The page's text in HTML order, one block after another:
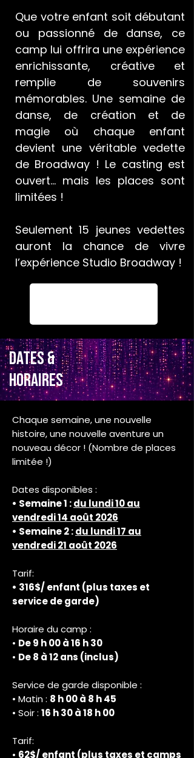
Que votre enfant soit débutant
ou passionné de danse, ce
camp lui offrira une expérience
enrichissante, créative et
remplie de souvenirs
mémorables. Une semaine de
danse, de création et de
magie où chaque enfant
devient une véritable vedette
de Broadway ! Le casting est
ouvert… mais les places sont
limitées !
Seulement 15 jeunes vedettes
auront la chance de vivre
l’expérience Studio Broadway !
DATES &
HORAIRES
Chaque semaine, une nouvelle
histoire, une nouvelle aventure un
nouveau décor ! (Nombre de places
limitée !)
Dates disponibles :
• Semaine 1 :du lundi 10 au
vendredi 14 août 2026
• Semaine 2 :du lundi 17 au
vendredi 21 août 2026
Tarif:
• 316$/ enfant (plus taxes et
service de garde)
Horaire du camp :
• De 9 h 00 à 16 h 30
• De 8 à 12 ans (inclus)
Service de garde disponible :
• Matin : 8 h 00 à 8 h 45
• Soir : 16 h 30 à 18 h 00
Tarif:
• 62$/ enfant (plus taxes et camps